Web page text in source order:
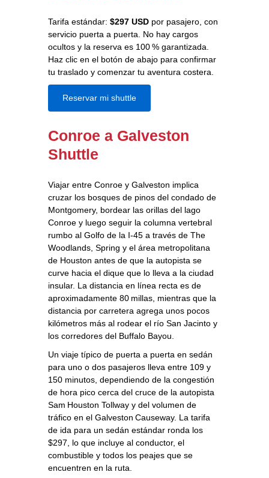
Tarifa estándar: $297 USD por pasajero, con
servicio puerta a puerta. No hay cargos
ocultos y la reserva es 100 % garantizada.
Haz clic en el botón de abajo para confirmar
tu traslado y comenzar tu aventura costera.
Reservar mi shuttle
Conroe a Galveston
Shuttle
Viajar entre Conroe y Galveston implica
cruzar los bosques de pinos del condado de
Montgomery, bordear las orillas del lago
Conroe y luego seguir la columna vertebral
rumbo al Golfo de la I‑45 a través de The
Woodlands, Spring y el área metropolitana
de Houston antes de que la autopista se
curve hacia el dique que lo lleva a la ciudad
insular. La distancia en línea recta es de
aproximadamente 80 millas, mientras que la
distancia por carretera agrega unos pocos
kilómetros más al rodear el río San Jacinto y
los corredores del Buffalo Bayou.
Un viaje típico de puerta a puerta en sedán
para uno o dos pasajeros lleva entre 109 y
150 minutos, dependiendo de la congestión
de hora pico cerca del cruce de la autopista
Sam Houston Tollway y del volumen de
tráfico en el Galveston Causeway. La tarifa
de ida para un sedán estándar ronda los
$297, lo que incluye al conductor, el
combustible y todos los peajes que se
encuentren en la ruta.